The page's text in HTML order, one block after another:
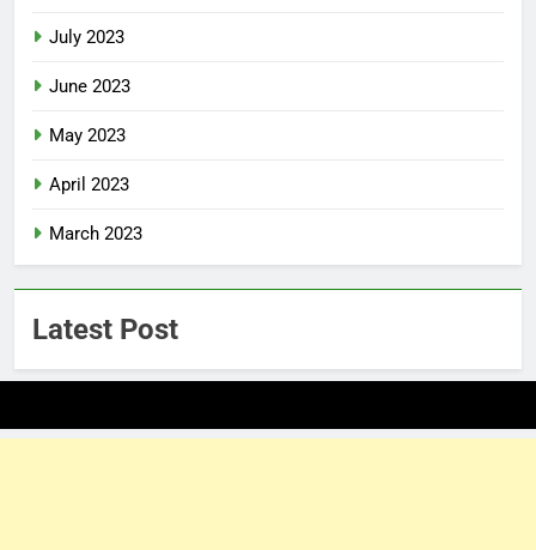
July 2023
June 2023
May 2023
April 2023
March 2023
Latest Post